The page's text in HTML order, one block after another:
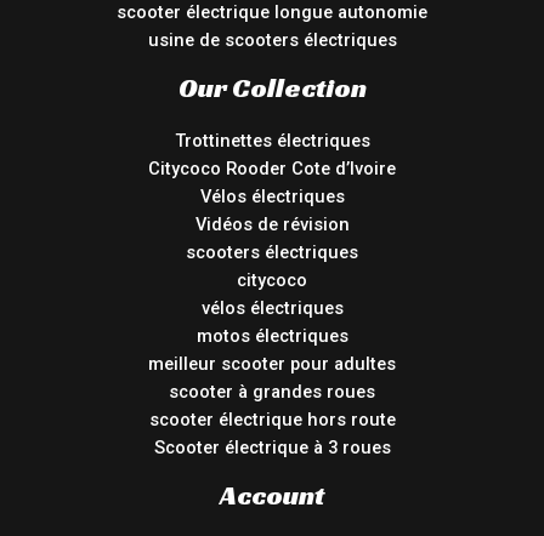
scooter électrique longue autonomie
usine de scooters électriques
Our Collection
Trottinettes électriques
Citycoco Rooder Cote d’Ivoire
Vélos électriques
Vidéos de révision
scooters électriques
citycoco
vélos électriques
motos électriques
meilleur scooter pour adultes
scooter à grandes roues
scooter électrique hors route
Scooter électrique à 3 roues
Account